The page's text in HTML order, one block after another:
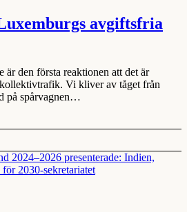
avgiftsfria
är den första reaktionen att det är
Vi kliver av tåget från
på spårvagnen…